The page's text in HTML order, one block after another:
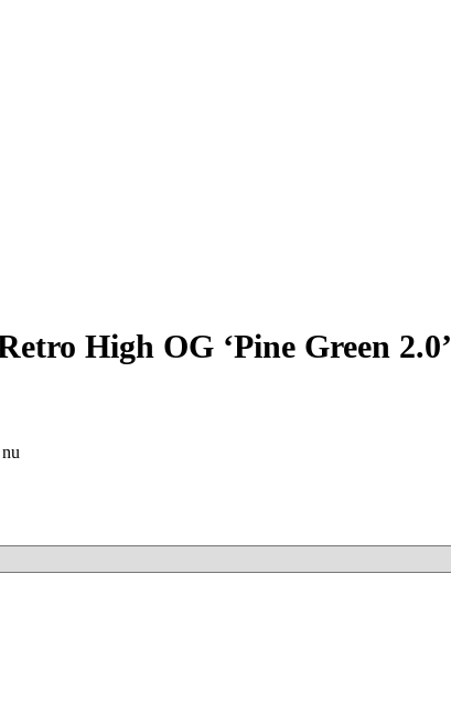
High OG ‘Pine Green 2.0’